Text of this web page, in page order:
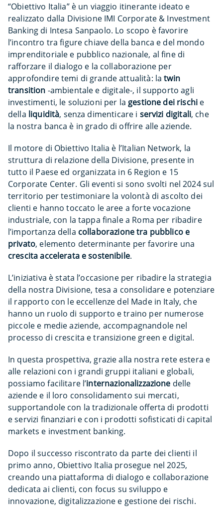
“Obiettivo Italia” è un viaggio itinerante ideato e
realizzato dalla Divisione IMI Corporate & Investment
Banking di Intesa Sanpaolo. Lo scopo è favorire
l’incontro tra figure chiave della banca e del mondo
imprenditoriale e pubblico nazionale, al fine di
rafforzare il dialogo e la collaborazione per
approfondire temi di grande attualità: latwin
transition -ambientale e digitale-, il supporto agli
investimenti, le soluzioni per la gestione dei rischie
della liquidità, senza dimenticare i servizi digitali, che
la nostra banca è in grado di offrire alle aziende.
Il motore di Obiettivo Italia è l’Italian Network, la
struttura di relazione della Divisione, presente in
tutto il Paese ed organizzata in 6 Region e 15
Corporate Center. Gli eventi si sono svolti nel 2024 sul
territorio per testimoniare la volontà di ascolto dei
clienti e hanno toccato le aree a forte vocazione
industriale, con la tappa finale a Roma per ribadire
l’importanza della collaborazione tra pubblico e
privato, elemento determinante per favorire una
crescita accelerata e sostenibile.
L’iniziativa è stata l’occasione per ribadire la strategia
della nostra Divisione, tesa a consolidare e potenziare
il rapporto con le eccellenze del Made in Italy, che
hanno un ruolo di supporto e traino per numerose
piccole e medie aziende, accompagnandole nel
processo di crescita e transizione green e digital.
In questa prospettiva, grazie alla nostra rete estera e
alle relazioni con i grandi gruppi italiani e globali,
possiamo facilitare l’internazionalizzazione delle
aziende e il loro consolidamento sui mercati,
supportandole con la tradizionale offerta di prodotti
e servizi finanziari e con i prodotti sofisticati di capital
markets e investment banking.
Dopo il successo riscontrato da parte dei clienti il
primo anno, Obiettivo Italia prosegue nel 2025,
creando una piattaforma di dialogo e collaborazione
dedicata ai clienti, con focus su sviluppo e
innovazione, digitalizzazione e gestione dei rischi.